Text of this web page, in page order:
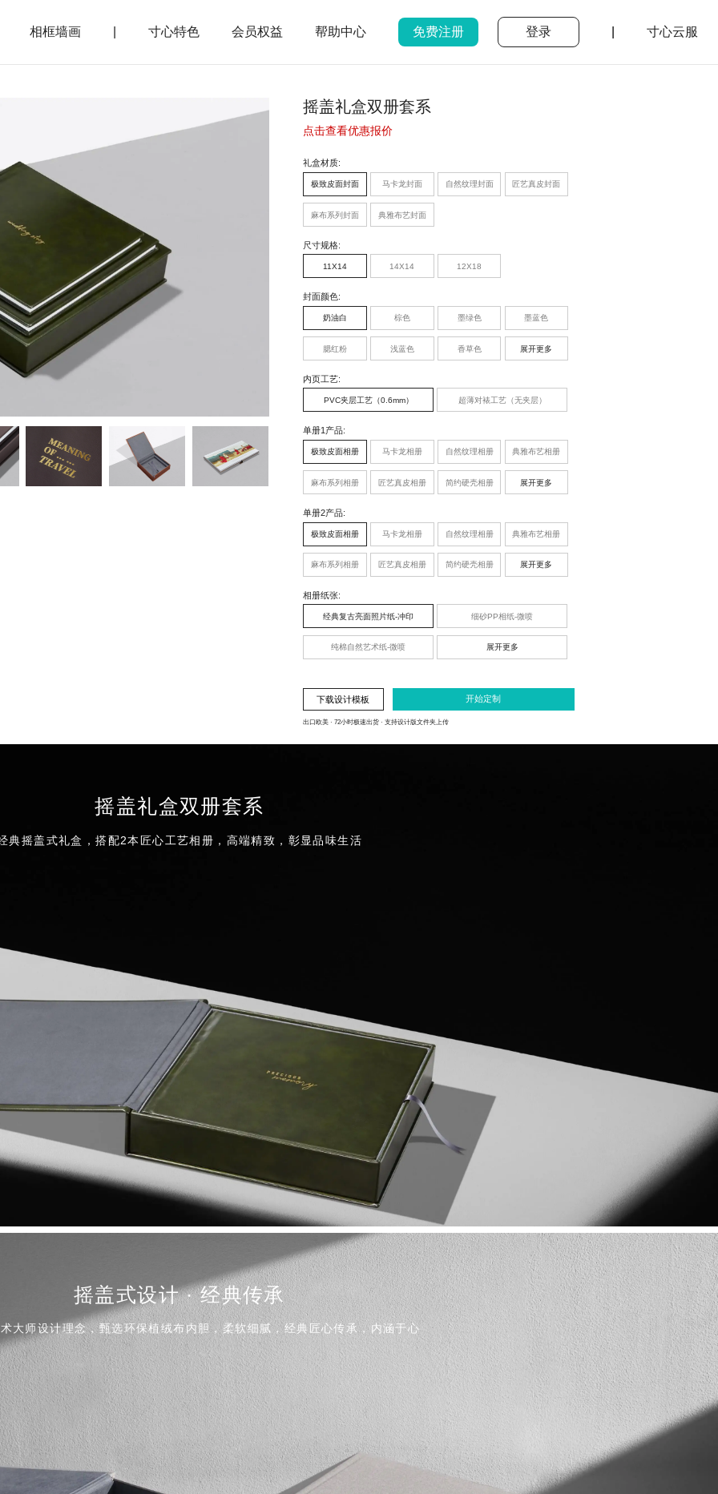
相框墙画 寸心特色 会员权益 帮助中心 免费注册 登录 寸心云服
摇盖礼盒双册套系
点击查看优惠报价
礼盒材质:
极致皮面封面 马卡龙封面 自然纹理封面 匠艺真皮封面
麻布系列封面 典雅布艺封面
尺寸规格:
11X14 14X14 12X18
封面颜色:
奶油白 棕色 墨绿色 墨蓝色
腮红粉 浅蓝色 香草色 展开更多
内页工艺:
PVC夹层工艺（0.6mm） 超薄对裱工艺（无夹层）
单册1产品:
极致皮面相册 马卡龙相册 自然纹理相册 典雅布艺相册
麻布系列相册 匠艺真皮相册 简约硬壳相册 展开更多
单册2产品:
极致皮面相册 马卡龙相册 自然纹理相册 典雅布艺相册
麻布系列相册 匠艺真皮相册 简约硬壳相册 展开更多
相册纸张:
经典复古亮面照片纸-冲印 细砂PP相纸-微喷
纯棉自然艺术纸-微喷 展开更多
下载设计模板 开始定制
出口欧美 · 72小时极速出货 · 支持设计版文件夹上传
摇盖礼盒双册套系
典摇盖式礼盒，搭配2本匠心工艺相册，高端精致，彰显品味生活
摇盖式设计 · 经典传承
大师设计理念，甄选环保植绒布内胆，柔软细腻，经典匠心传承，内涵于心